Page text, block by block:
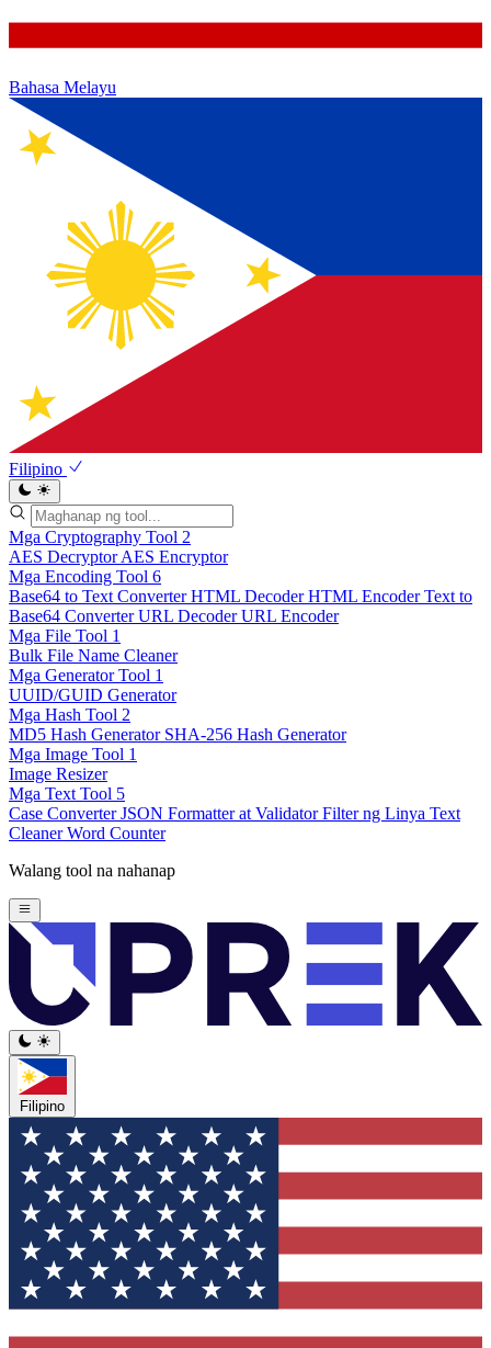
Bahasa Melayu
Filipino
Mga Cryptography Tool 2
AES DecryptorAES Encryptor
Mga Encoding Tool 6
Base64 to Text ConverterHTML DecoderHTML EncoderText to
Base64 ConverterURL DecoderURL Encoder
Mga File Tool 1
Bulk File Name Cleaner
Mga Generator Tool 1
UUID/GUID Generator
Mga Hash Tool 2
MD5 Hash Generator SHA-256 Hash Generator
Mga Image Tool 1
Image Resizer
Mga Text Tool 5
Case ConverterJSON Formatter at ValidatorFilter ng Linya Text
CleanerWord Counter
Walang tool na nahanap
Filipino